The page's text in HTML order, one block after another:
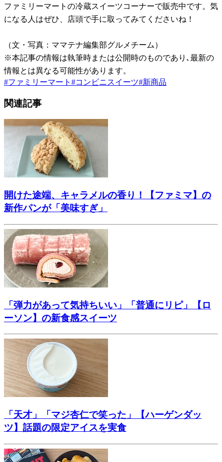
ファミリーマートの冷蔵スイーツコーナーで販売中です。気
になる人はぜひ、店頭で手に取ってみてくださいね！
（文・写真：ママテナ編集部グルメチーム）
※本記事の情報は執筆時または公開時のものであり､最新の
情報とは異なる可能性があります。
#ファミリーマート #コンビニスイーツ#新商品
関連記事
開けた途端、キャラメルの香り！【ファミマ】の
新作パンが「美味すぎ」
「弾力があって気持ちいい」「普通にリピ」【ロ
ーソン】の新食感スイーツ
「天才」「マジ杏仁で笑った」【ハーゲンダッ
ツ】話題の限定アイスを実食